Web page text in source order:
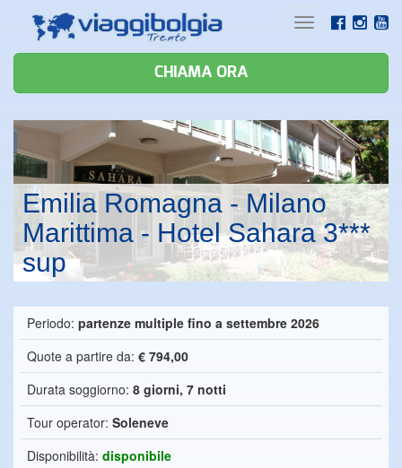
Toggle
CHIAMA ORA
Emilia Romagna - Milano
Marittima - Hotel Sahara 3***
sup
Periodo: partenze multiple fino a settembre 2026
Quote a partire da: € 794,00
Durata soggiorno: 8 giorni, 7 notti
Tour operator: Soleneve
Disponibilità: disponibile